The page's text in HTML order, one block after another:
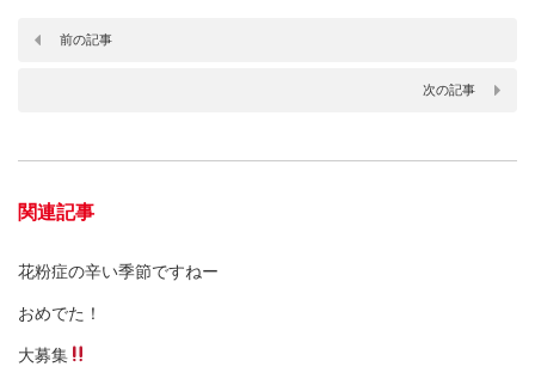
前の記事
次の記事
関連記事
花粉症の辛い季節ですねー
おめでた！
大募集